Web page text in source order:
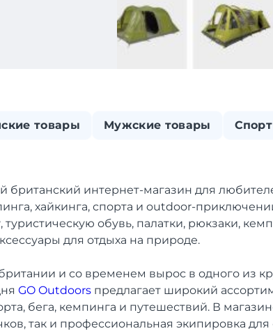
товары Мужские товары
британский интернет-магазин для
хайкинга, спорта и outdoor-
обувь, палатки, рюкзаки,
для отдыха на природе.
и со временем вырос в одного из
GO Outdoors предлагает широкий
бега, кемпинга и путешествий. В
так и профессиональная экипировка